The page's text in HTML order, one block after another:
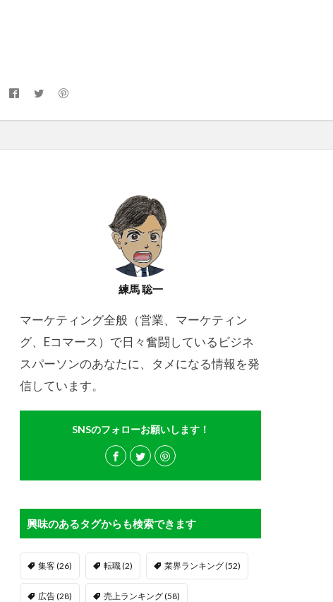
練馬 聡一
マーケティング全般（営業、マーケティン
グ、Eコマース）で日々奮闘しているビジネ
スパーソンのあなたに、タメになる情報を発
信しています。
SNSのフォローお願いします！
興味のあるタグからも検索できます
集客(26) 転職(2) 業界ランキング(52)
広告(28) 売上ランキング(58)